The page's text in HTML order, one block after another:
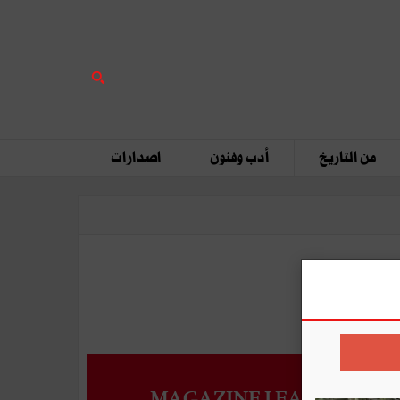
من التاريخ أدب وفنون اصدارات